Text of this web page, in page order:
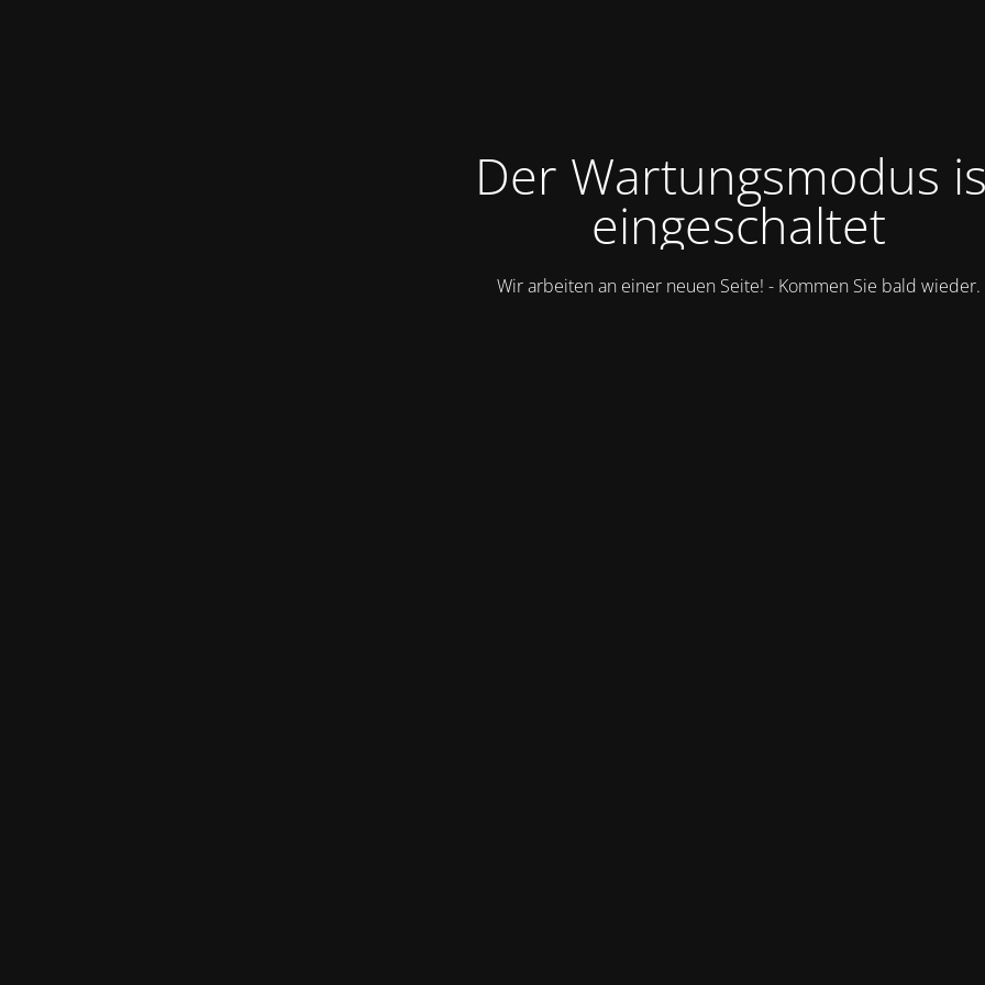
Der Wartungsmodus
eingeschaltet
Wir arbeiten an einer neuen Seite! - Kommen Sie bald wieder.